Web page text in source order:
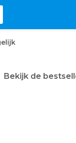
Bekijk de